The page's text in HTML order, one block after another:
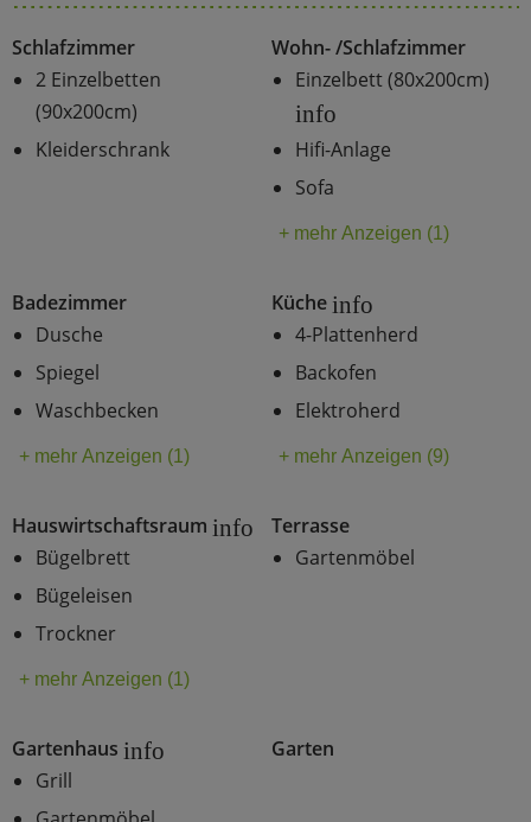
Schlafzimmer
2 Einzelbetten
(90x200cm)
Kleiderschrank
Wohn- /Schlafzimmer
Einzelbett (80x200cm)
info
Hifi-Anlage
Sofa
+ mehr Anzeigen (1)
Badezimmer
Dusche
Spiegel
Waschbecken
+ mehr Anzeigen (1)
Küche info
4-Plattenherd
Backofen
Elektroherd
+ mehr Anzeigen (9)
Hauswirtschaftsraum info
Bügelbrett
Bügeleisen
Trockner
+ mehr Anzeigen (1)
Terrasse
Gartenmöbel
Gartenhaus info
Grill
Garten